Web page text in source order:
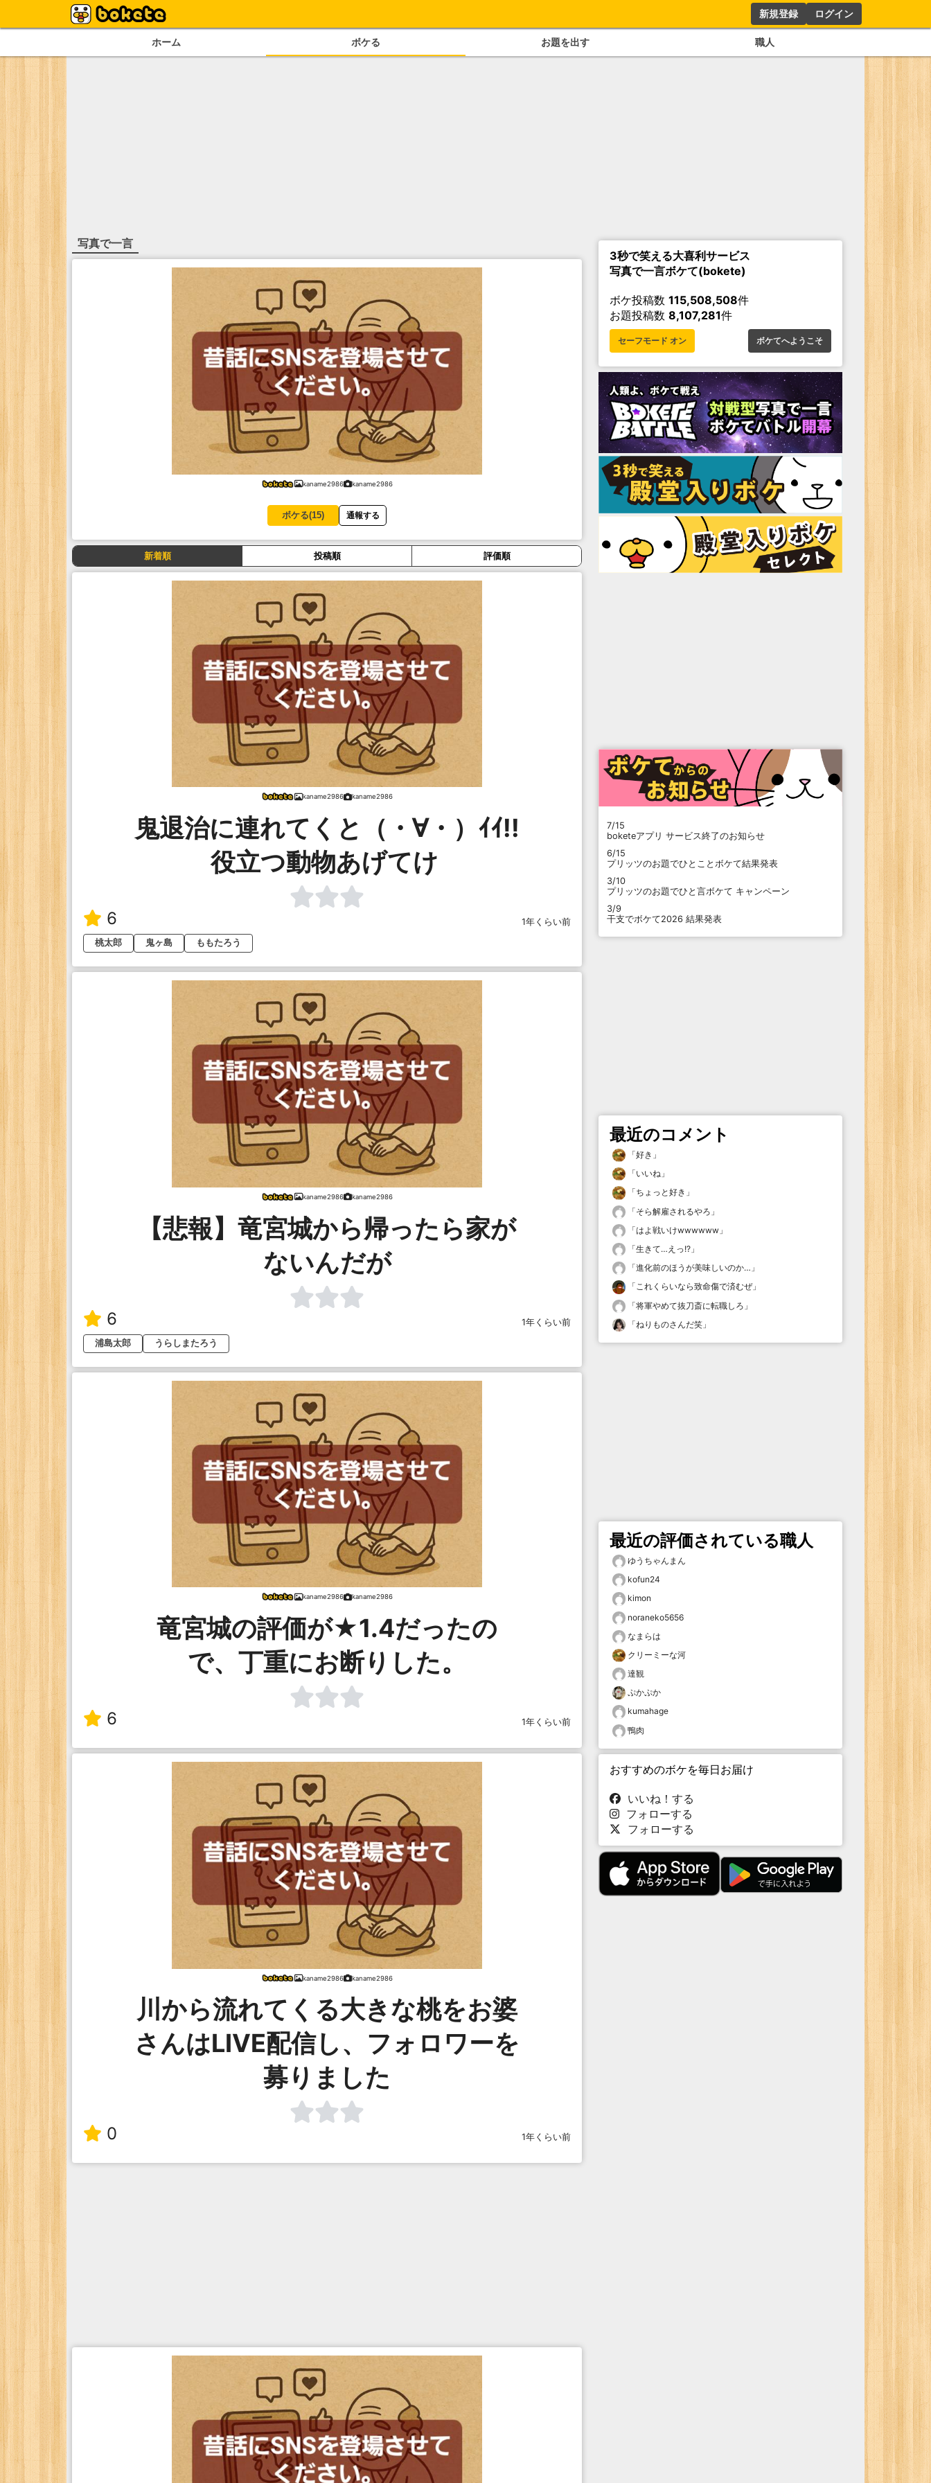
新規登録 ログイン
ホーム ボケる お題を出す 職人
写真で一言
kaname2986 kaname2986
ボケる(15) 通報する
新着順 投稿順 評価順
kaname2986 kaname2986
鬼退治に連れてくと（・∀・）ｲｲ!!
役立つ動物あげてけ
6
1年くらい前
桃太郎
鬼ヶ島 ももたろう
kaname2986 kaname2986
【悲報】竜宮城から帰ったら家が
ないんだが
6
1年くらい前
浦島太郎
うらしまたろう
kaname2986 kaname2986
竜宮城の評価が★1.4だったの
で、丁重にお断りした。
6 1年くらい前
kaname2986 kaname2986
川から流れてくる大きな桃をお婆
さんはLIVE配信し、フォロワーを
募りました
0 1年くらい前
3秒で笑える大喜利サービス
写真で一言ボケて(bokete)
ボケ投稿数 115,508,508件
お題投稿数 8,107,281件
セーフモード オン ボケてへようこそ
7/15
boketeアプリ サービス終了のお知らせ
6/15
プリッツのお題でひとことボケて結果発表
3/10
プリッツのお題でひと言ボケて キャンペーン
3/9
干支でボケて2026 結果発表
最近のコメント
「好き 」
「いいね 」
「ちょっと好き 」
「そら解雇されるやろ 」
「はよ戦いけwwwwww 」
「生きて…えっ!? 」
「進化前のほうが美味しいのか… 」
「これくらいなら致命傷で済むぜ」
「将軍やめて抜刀斎に転職しろ 」
「ねりものさんだ笑 」
最近の評価されている職人
ゆうちゃんまん
kofun24
kimon
noraneko5656
なまらは
クリーミーな河
達観
ぷかぷか
kumahage
鴨肉
おすすめのボケを毎日お届け
いいね！する
フォローする
フォローする